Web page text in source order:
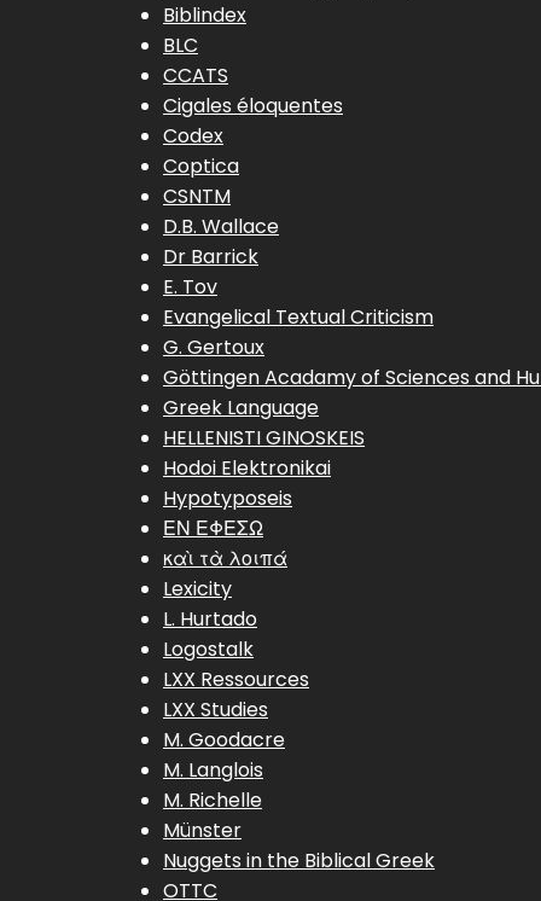
Biblindex
BLC
CCATS
Cigales éloquentes
Codex
Coptica
CSNTM
D.B. Wallace
Dr Barrick
E. Tov
Evangelical Textual Criticism
G. Gertoux
Göttingen Acadamy of Sciences and
Greek Language
HELLENISTI GINOSKEIS
Hodoi Elektronikai
Hypotyposeis
ΕΝ ΕΦΕΣΩ
καὶ τὰ λοιπά
Lexicity
L. Hurtado
Logostalk
LXX Ressources
LXX Studies
M. Goodacre
M. Langlois
M. Richelle
Münster
Nuggets in the Biblical Greek
OTTC